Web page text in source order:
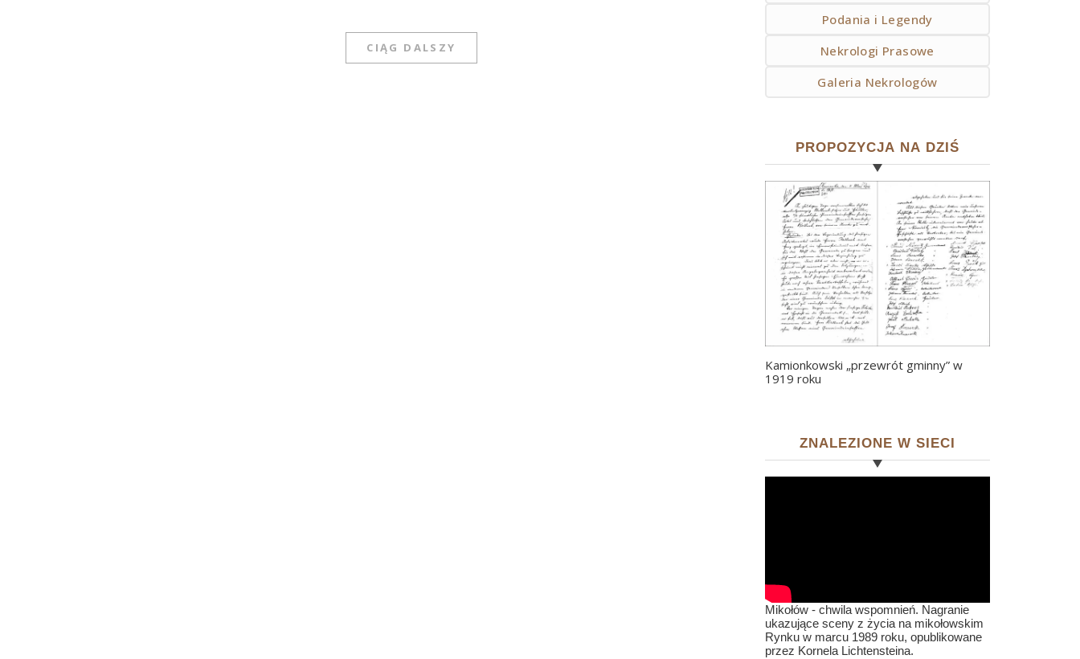
CIĄG DALSZY
Podania i Legendy
Nekrologi Prasowe
Galeria Nekrologów
PROPOZYCJA NA DZIŚ
Kamionkowski „przewrót gminny” w
1919 roku
ZNALEZIONE W SIECI
Mikołów - chwila wspomnień. Nagranie
ukazujące sceny z życia na mikołowskim
Rynku w marcu 1989 roku, opublikowane
przez Kornela Lichtensteina.